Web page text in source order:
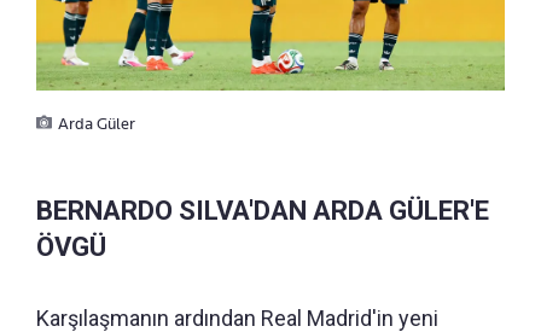
Arda Güler
BERNARDO SILVA'DAN ARDA GÜLER'E
ÖVGÜ
Karşılaşmanın ardından Real Madrid'in yeni